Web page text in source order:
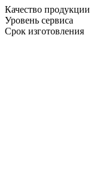
Качество продукции
Уровень сервиса
Срок изготовления